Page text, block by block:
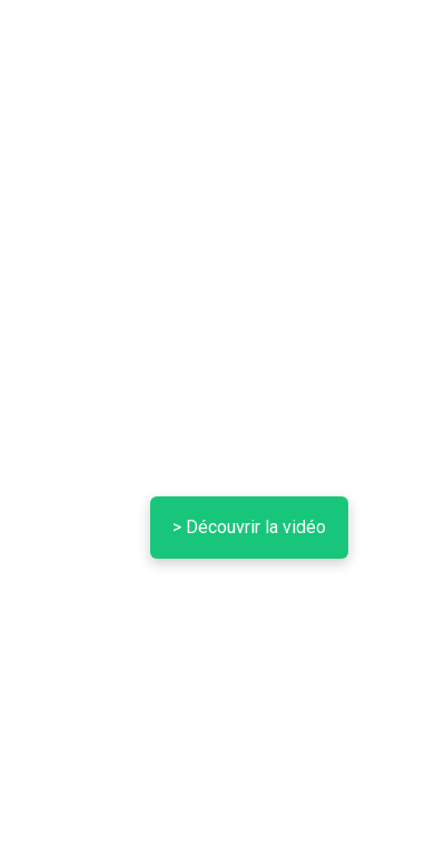
> Découvrir la vidéo